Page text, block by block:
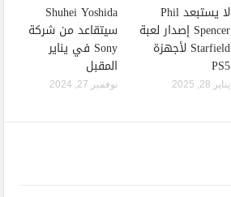
لا يستبعد Phil
Spencer إصدار لعبة
Starfield لأجهزة
PS5
يناير 28, 2025
Shuhei Yoshida
سيتقاعد من شركة
Sony في يناير
المقبل
نوفمبر 27, 2024